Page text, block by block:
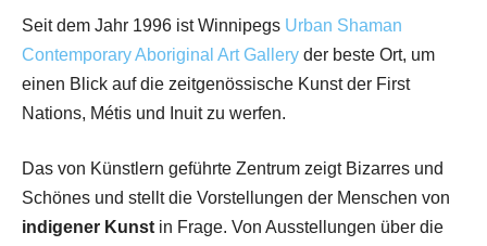
Seit dem Jahr 1996 ist Winnipegs Urban Shaman
Contemporary Aboriginal Art Gallery der beste Ort, um
einen Blick auf die zeitgenössische Kunst der First
Nations, Métis und Inuit zu werfen.
Das von Künstlern geführte Zentrum zeigt Bizarres und
Schönes und stellt die Vorstellungen der Menschen von
indigener Kunst in Frage. Von Ausstellungen über die